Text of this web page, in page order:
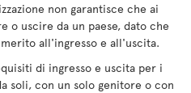
non garantisce che ai
o uscire da un paese, dato che
all'ingresso e all'uscita.
di ingresso e uscita per i
soli, con un solo genitore o con